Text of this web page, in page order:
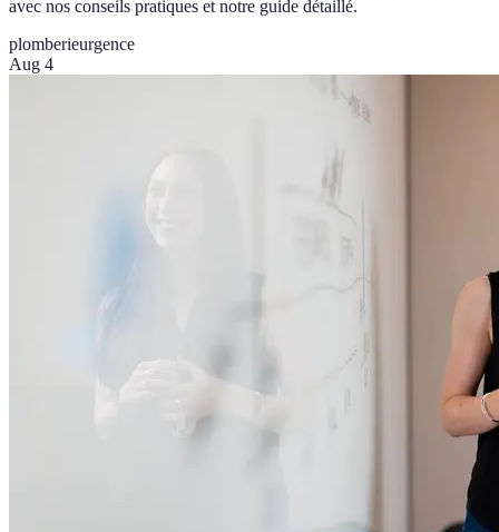
avec nos conseils pratiques et notre guide détaillé.
plomberieurgence
Aug 4